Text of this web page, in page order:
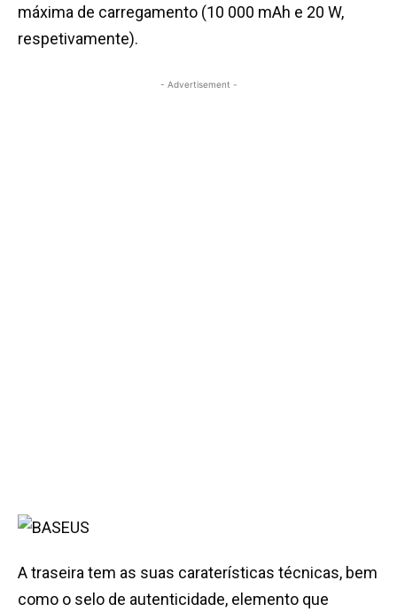
máxima de carregamento (10 000 mAh e 20 W,
respetivamente).
- Advertisement -
A traseira tem as suas caraterísticas técnicas, bem
como o selo de autenticidade, elemento que